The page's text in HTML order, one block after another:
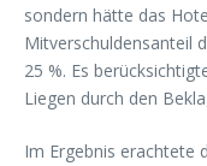
sondern hätte das
Mitverschuldensanteil
25 %. Es
Liegen durch den
Im Ergebnis erachtete